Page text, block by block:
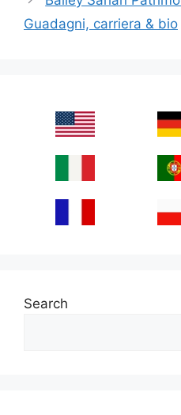
Guadagni, carriera & bio
Search